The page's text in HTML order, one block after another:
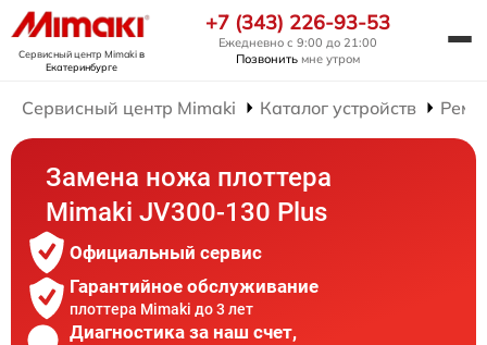
Сервисный центр Mimakiв
Екатеринбурге
+7 (343) 226-93-53
Ежедневно с 9:00 до 21:00
Позвонить мне утром
Сервисный центр Mimaki Каталог устройств
Замена ножа плоттера
Mimaki JV300-130 Plus
Официальный сервис
Гарантийное обслуживание
плоттера Mimaki до 3 лет
Диагностика за наш счет,